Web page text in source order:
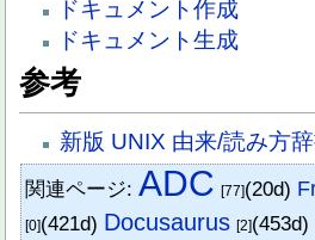
ドキュメント作成
ドキュメント生成
参考
新版 UNIX 由来/読み方
関連ページ:ADC [77](20d)
[0](421d) Docusaurus [2](453d)